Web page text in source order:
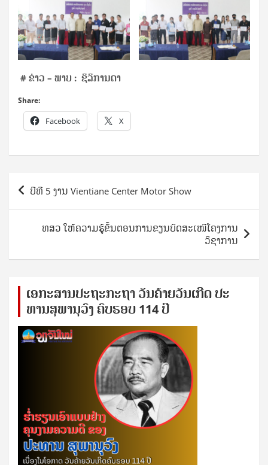
# ຂ່າວ – ພາບ : ຊິລິການດາ
Share:
Facebook X
Post
navigation
ປີທີ 5 ງານ Vientiane Center Motor Show
ທສວ ໃຫ້ຄວາມຮູ້ຂັ້ນຕອນການຂຽນບົດສະເໜີໂຄງການ
ວິຊາການ
ເອ​ກະ​ສານ​ປະ​ຖະ​ກະ​ຖ​າ ວັນ​ຄ້າຍ​ວັນ​ເກີດ ປ​ະ​
ທານ​ສຸ​ພາ​ນຸ​ວົງ ຄົບ​ຮອບ 114 ປີ